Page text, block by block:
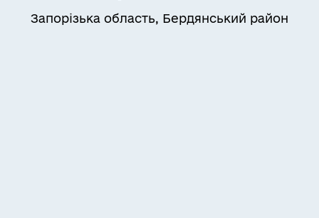
Запорізька область, Бердянський район